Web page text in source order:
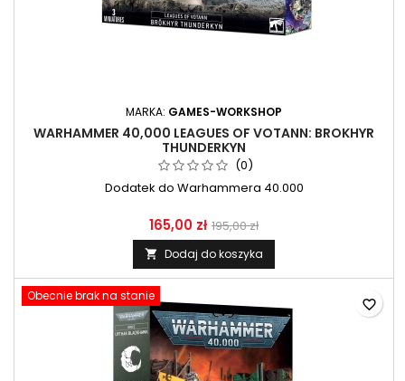
MARKA: GAMES-WORKSHOP
WARHAMMER 40,000 LEAGUES OF VOTANN: BROKHYR
THUNDERKYN
(0)
Dodatek do Warhammera 40.000
165,00 zł 195,00 zł
 Dodaj do koszyka
Obecnie brak na stanie
favorite_border